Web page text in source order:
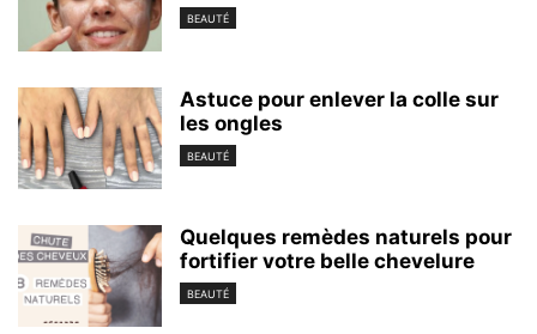
BEAUTÉ
Astuce pour enlever la colle sur
les ongles
BEAUTÉ
Quelques remèdes naturels pour
fortifier votre belle chevelure
BEAUTÉ